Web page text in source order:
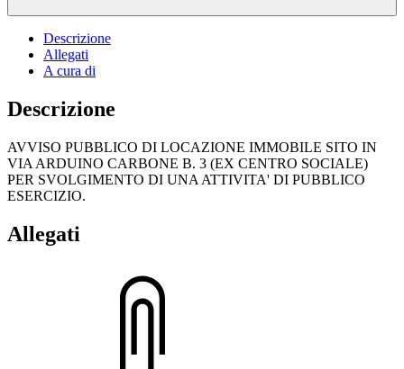
Descrizione
Allegati
A cura di
Descrizione
AVVISO PUBBLICO DI LOCAZIONE IMMOBILE SITO IN
VIA ARDUINO CARBONE B. 3 (EX CENTRO SOCIALE)
PER SVOLGIMENTO DI UNA ATTIVITA' DI PUBBLICO
ESERCIZIO.
Allegati